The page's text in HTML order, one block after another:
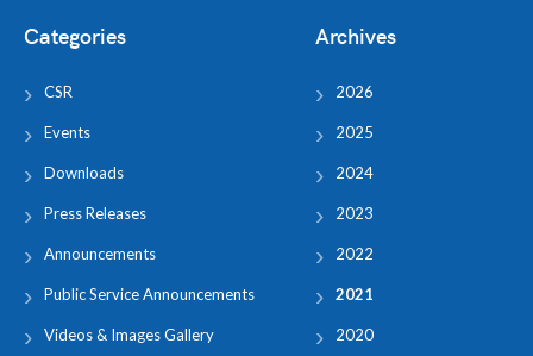
Categories
CSR
Events
Downloads
Press Releases
Announcements
Public Service Announcements
Videos & Images Gallery
Archives
2026
2025
2024
2023
2022
2021
2020